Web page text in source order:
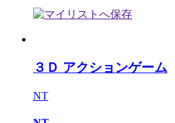
３Ｄ アクションゲーム
NT